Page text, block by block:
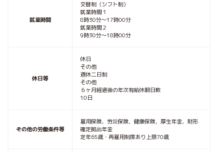
就業時間
交替制（シフト制）
就業時間１
8時30分〜17時00分
就業時間２
9時30分〜18時00分
休日等
休日
その他
週休二日制
その他
６ヶ月経過後の年次有給休暇日数
10日
その他の労働条件等
雇用保険，労災保険，健康保険，厚生年金，財形
確定拠出年金
定年65歳・再雇用制度あり上限70歳